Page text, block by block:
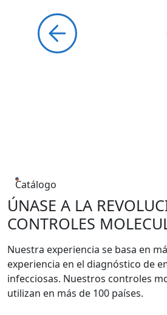
Catálogo
ÚNASE A LA
CONTROLES
Nuestra experiencia se basa en
experiencia en el diagnóstico de
infecciosas. Nuestros controles
utilizan en más de 100 países.